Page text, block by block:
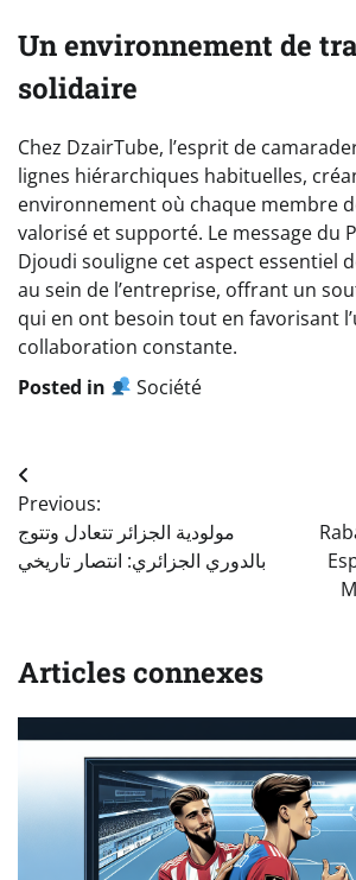
Un environnement de
solidaire
Chez DzairTube, l’esprit de
lignes hiérarchiques habituelles,
environnement où chaque membre
valorisé et supporté. Le message du
Djoudi souligne cet aspect essentiel
au sein de l’entreprise, offrant un
qui en ont besoin tout en favorisant
collaboration constante.
Posted in
Société
Navigation
de
l’article
Previous:
مولودية الجزائر تتعادل وتتوج
بالدوري الجزائري: انتصار تاريخي
Articles connexes